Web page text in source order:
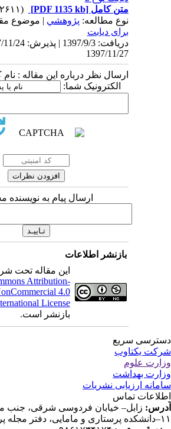
متن کامل[PDF 1135 kb]
نوع مطالعه:پژوهشي| موضوع
برای دیابت
1397/11/27
ارسال نظر درباره این مقاله : نام
الکترونیک شما:
ارسال پیام به نویسنده
بازنشر اطلاعات
این مقاله تحت
Attribution-
NonCommercial 4.0
License
بازنشر است.
سریع
یکتاوب
علوم
بهداشت
ارزیابی نشریات
تماس
زابل– خیابان فردوسی شرقی، جنب
پرستاری دیابت